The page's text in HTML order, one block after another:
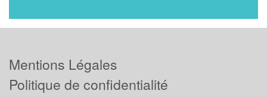
Mentions Légales
Politique de confidentialité